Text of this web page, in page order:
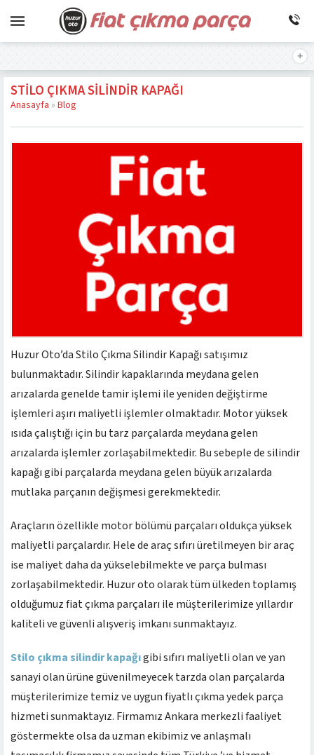
STILO ÇIKMA SILINDIR KAPAĞI
Anasayfa » Blog
Huzur Oto’da Stilo Çıkma Silindir Kapağı satışımız
bulunmaktadır. Silindir kapaklarında meydana gelen
arızalarda genelde tamir işlemi ile yeniden değiştirme
işlemleri aşırı maliyetli işlemler olmaktadır. Motor yüksek
ısıda çalıştığı için bu tarz parçalarda meydana gelen
arızalarda işlemler zorlaşabilmektedir. Bu sebeple de silindir
kapağı gibi parçalarda meydana gelen büyük arızalarda
mutlaka parçanın değişmesi gerekmektedir.
Araçların özellikle motor bölümü parçaları oldukça yüksek
maliyetli parçalardır. Hele de araç sıfırı üretilmeyen bir araç
ise maliyet daha da yükselebilmekte ve parça bulması
zorlaşabilmektedir. Huzur oto olarak tüm ülkeden toplamış
olduğumuz fiat çıkma parçaları ile müşterilerimize yıllardır
kaliteli ve güvenli alışveriş imkanı sunmaktayız.
Stilo çıkma silindir kapağıgibi sıfırı maliyetli olan ve yan
sanayi olan ürüne güvenilmeyecek tarzda olan parçalarda
müşterilerimize temiz ve uygun fiyatlı çıkma yedek parça
hizmeti sunmaktayız. Firmamız Ankara merkezli faaliyet
göstermekte olsa da uzman ekibimiz ve anlaşmalı